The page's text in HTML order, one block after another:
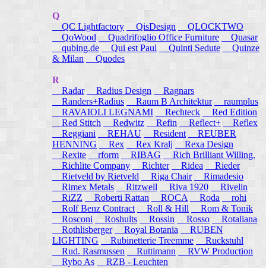
Q
QC Lightfactory
QisDesign
QLOCKTWO
QoWood Quadrifoglio Office Furniture
Quasar
qubing.de
Qui est Paul Quinti Sedute
Quinze
& Milan
Quodes
R
Radar
Radius Design
Ragnars
Randers+Radius
Raum B Architektur raumplus
RAVAIOLI LEGNAMI
Rechteck
Red Edition
Red Stitch
Redwitz Refin Reflect+
Reflex
Reggiani
REHAU Resident
REUBER
HENNING
Rex Rex Kralj
Rexa Design
Rexite
rform RIBAG
Rich Brilliant Willing.
Richlite Company
Richter Ridea
Rieder
Rietveld by Rietveld
Riga Chair
Rimadesio
Rimex Metals
Ritzwell Riva 1920
Rivelin
RiZZ
Roberti Rattan ROCA Roda
rohi
Rolf Benz Contract
Roll & Hill
Rom & Tonik
Rosconi Roshults Rossin Rosso
Rotaliana
Rothlisberger
Royal Botania
RUBEN
LIGHTING
Rubinetterie Treemme
Ruckstuhl
Rud. Rasmussen
Ruttimann
RVW Production
Rybo As
RZB - Leuchten